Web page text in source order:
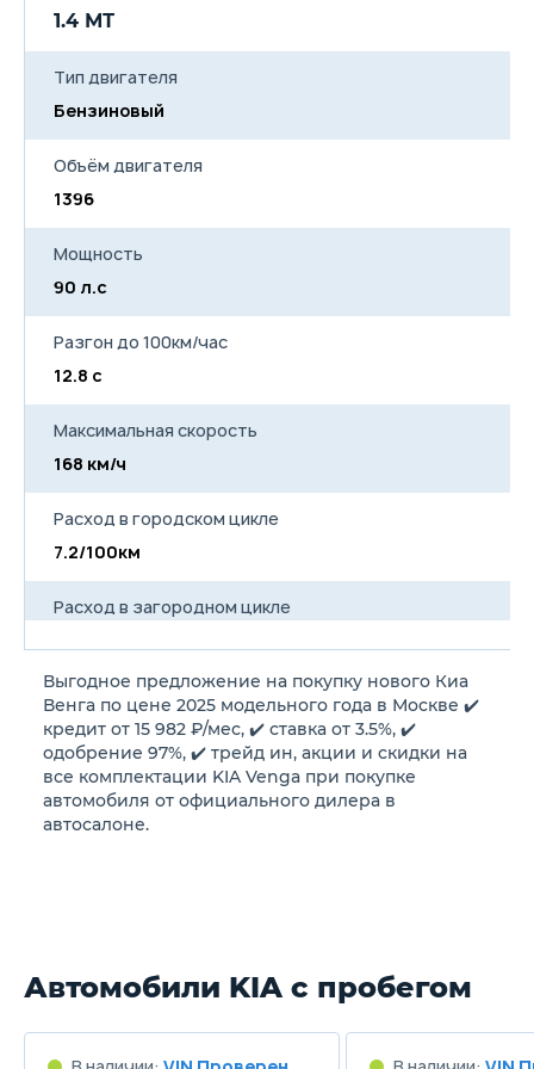
1.4 МТ
Тип двигателя
Бензиновый
Объём двигателя
1396
Мощность
90 л.с
Разгон до 100км/час
12.8 с
Максимальная скорость
168 км/ч
Расход в городском цикле
7.2/100км
Расход в загородном цикле
Расход в смешанном цикле
6.0/100км
Объем топливного бака
50 л
1765 мм
Выгодное предложение на покупку нового Киа
Венга по цене 2025 модельного года в Москве ✔️
кредит от 15 982 ₽/мес, ✔️ ставка от 3.5%, ✔️
одобрение 97%, ✔️ трейд ин, акции и скидки на
все комплектации KIA Venga при покупке
автомобиля от официального дилера в
автосалоне.
Автомобили KIA с пробегом